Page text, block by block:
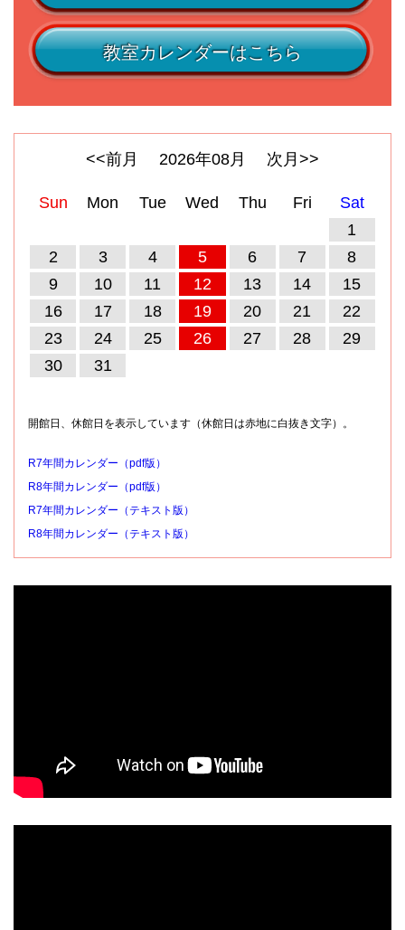
教室カレンダーはこちら
<<前月 2026年08月 次月>>
Sun Mon Tue Wed Thu Fri
Sat
1
2
3 4 5 6 7
8
9
10 11 12 13 14
15
16
17 18 19 20 21
22
23
24 25 26 27 28
29
30
31
開館日、休館日を表示しています（休館日は赤地に白抜き文字）。
R7年間カレンダー（pdf版）
R8年間カレンダー（pdf版）
R7年間カレンダー（テキスト版）
R8年間カレンダー（テキスト版）